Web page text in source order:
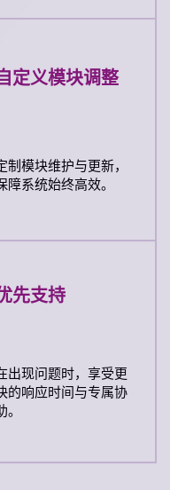
定义模块调整
制模块维护与更新，
障系统始终高效。
先支持
出现问题时，享受更
的响应时间与专属协
。